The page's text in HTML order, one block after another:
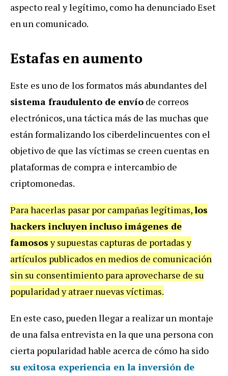
aspecto real y legítimo, como ha denunciado Eset
en un comunicado.
Estafas en aumento
Este es uno de los formatos más abundantes del
sistema fraudulento de envío de correos
electrónicos, una táctica más de las muchas que
están formalizando los ciberdelincuentes con el
objetivo de que las víctimas se creen cuentas en
plataformas de compra e intercambio de
criptomonedas.
Para hacerlas pasar por campañas legítimas,los
hackers incluyen incluso imágenes de
famososy supuestas capturas de portadas y
artículos publicados en medios de comunicación
sin su consentimiento para aprovecharse de su
popularidad y atraer nuevas víctimas.
En este caso, pueden llegar a realizar un montaje
de una falsa entrevista en la que una persona con
cierta popularidad hable acerca de cómo ha sido
su exitosa experiencia en la inversión de